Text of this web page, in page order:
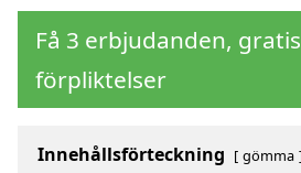
Få 3 erbjudanden,
förpliktelser
Innehållsförteckning gömma